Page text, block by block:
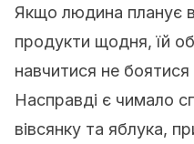
Якщо людина планує
продукти щодня, їй
навчитися не
Насправді є чимало
вівсянку та яблука,